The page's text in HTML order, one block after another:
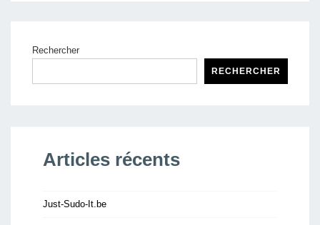
Rechercher
RECHERCHER
Articles récents
Just-Sudo-It.be